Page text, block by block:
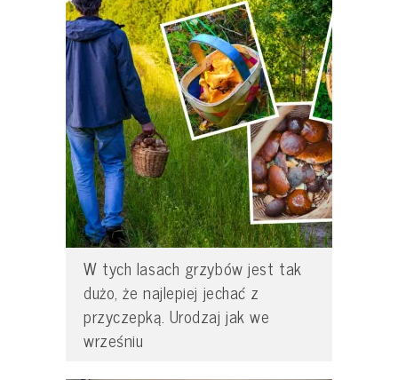
W tych lasach grzybów jest tak
dużo, że najlepiej jechać z
przyczepką. Urodzaj jak we
wrześniu